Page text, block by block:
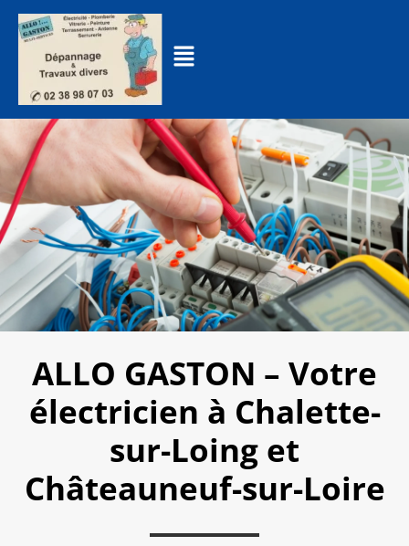
ALLO GASTON – Votre
électricien à Chalette-
sur-Loing et
Châteauneuf-sur-Loire